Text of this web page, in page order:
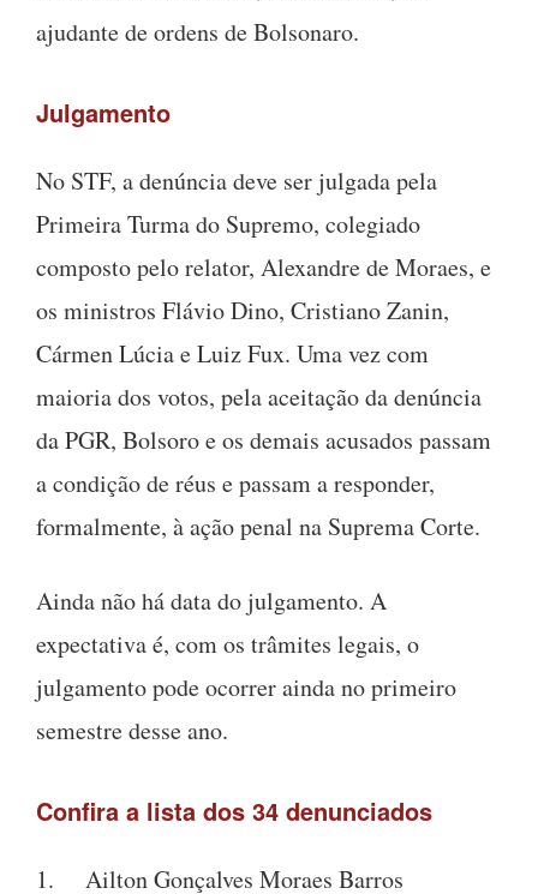
ajudante de ordens de Bolsonaro.
Julgamento
No STF, a denúncia deve ser julgada pela
Primeira Turma do Supremo, colegiado
composto pelo relator, Alexandre de Moraes, e
os ministros Flávio Dino, Cristiano Zanin,
Cármen Lúcia e Luiz Fux. Uma vez com
maioria dos votos, pela aceitação da denúncia
da PGR, Bolsoro e os demais acusados passam
a condição de réus e passam a responder,
formalmente, à ação penal na Suprema Corte.
Ainda não há data do julgamento. A
expectativa é, com os trâmites legais, o
julgamento pode ocorrer ainda no primeiro
semestre desse ano.
Confira a lista dos 34 denunciados
1. Ailton Gonçalves Moraes Barros